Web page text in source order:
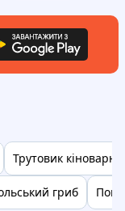
Трутовик
гриб